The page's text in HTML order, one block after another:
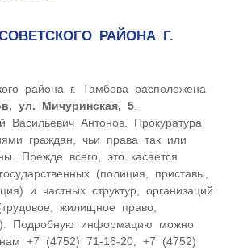
РАЙОНА Г.
района г. Тамбова расположена
ул. Мичуринская, 5
Васильевич Антонов. Прокуратура
граждан, чьи права так или
Прежде всего, это касается
(полиция, приставы,
и частных структур, организаций
жилищное право,
Подробную информацию можно
+7 (4752) 71-16-20, +7 (4752)